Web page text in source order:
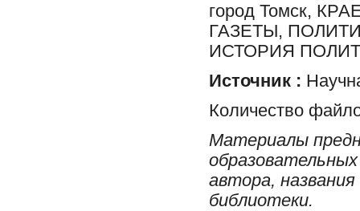
город Томск,
ГАЗЕТЫ,
ИСТОРИЯ
Источник :
Количество
Материалы
автора,
библиотеки.